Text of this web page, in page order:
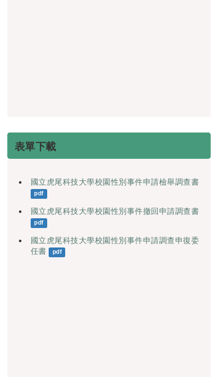
表單下載
國立虎尾科技大學校園性別事件申請檢舉調查書
pdf
國立虎尾科技大學校園性別事件撤回申請調查書
pdf
國立虎尾科技大學校園性別事件申請調查申復委
任書
pdf